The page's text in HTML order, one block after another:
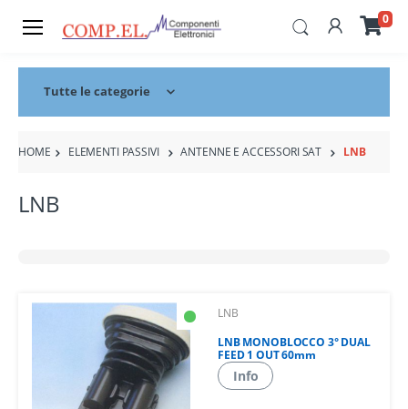
0
Tutte le categorie
HOME ELEMENTI PASSIVI ANTENNE E ACCESSORI SAT LNB
LNB
LNB
LNB MONOBLOCCO 3° DUAL
FEED 1 OUT 60mm
Info